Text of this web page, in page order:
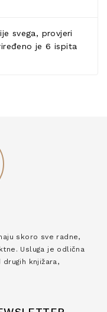
svega, provjeri
je 6 ispita
skoro sve radne,
Usluga je odlična
knjižara,